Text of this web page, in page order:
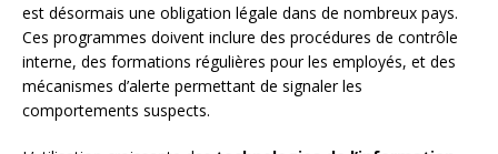
est désormais une obligation légale dans de nombreux pays.
Ces programmes doivent inclure des procédures de contrôle
interne, des formations régulières pour les employés, et des
mécanismes d’alerte permettant de signaler les
comportements suspects.